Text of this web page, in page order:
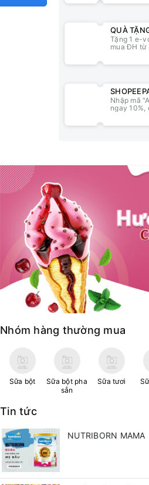
QUÀ
Tặng 1 e-
mua ĐH từ
Nhập mã
ngay 10%,
nhập mã
Nhóm hàng thường mua
Sữa bột
Sữa bột pha
sẳn
Sữa tươi
Tin tức
NUTRIBORN MAMA